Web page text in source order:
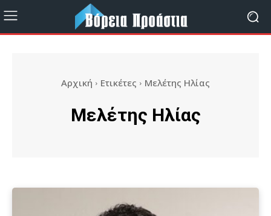
Αρχική Ετικέτες Μελέτης Ηλίας
Μελέτης Ηλίας